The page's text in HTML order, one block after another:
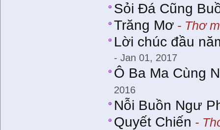
Sỏi Đá Cũng
Trăng Mơ - Thơ
Lời chúc đầu
- Jan 01, 2017
Ô Ba Ma Cùng
2016
Nỗi Buồn Ngư
Quyết Chiến -